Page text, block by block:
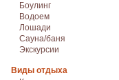
Боулинг
Водоем
Лошади
Сауна/баня
Экскурсии
Виды отдыха